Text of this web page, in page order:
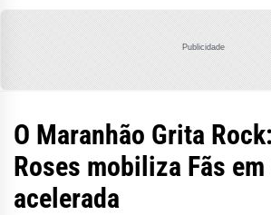
Publicidade
O Maranhão Grita
Roses mobiliza Fãs em
acelerada